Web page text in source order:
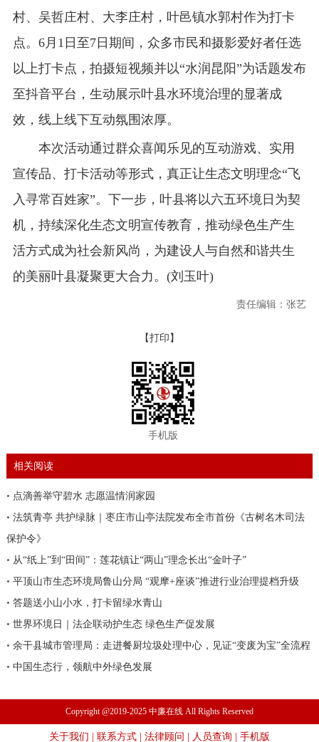
村、吴哲庄村、大李庄村，叶邑镇水郭村作为打卡
点。6月1日至7日期间，众多市民和摄影爱好者任选
以上打卡点，拍摄短视频并以“水润昆阳”为话题发布
至抖音平台，生动展示叶县水环境治理的显著成
效，线上线下互动氛围浓厚。
本次活动通过群众喜闻乐见的互动游戏、实用
宣传品、打卡活动等形式，真正让生态文明理念“飞
入寻常百姓家”。下一步，叶县将以六五环境日为契
机，持续深化生态文明宣传教育，推动绿色生产生
活方式成为社会新风尚，为建设人与自然和谐共生
的美丽叶县凝聚更大合力。(刘玉叶)
责任编辑：张艺
【打印】
手机版
相关阅读
• 点滴善举守碧水 志愿温情润家园
• 法筑青亭 共护绿脉｜枣庄市山亭法院发布全市首份《古树名木司法
保护令》
• 从“纸上”到“田间”：莲花镇让“两山”理念长出“金叶子”
• 平顶山市生态环境局鲁山分局 “观摩+座谈”推进行业治理提档升级
• 答题送小山小水，打卡留绿水青山
• 世界环境日｜法企联动护生态 绿色生产促发展
• 余干县城市管理局：走进餐厨垃圾处理中心，见证“变废为宝”全流程
• 中国生态行，领航中外绿色发展
Copyright @2019-2025 中廉在线 All Rights Reserved
关于我们 联系方式 法律顾问 人员查询 手机版